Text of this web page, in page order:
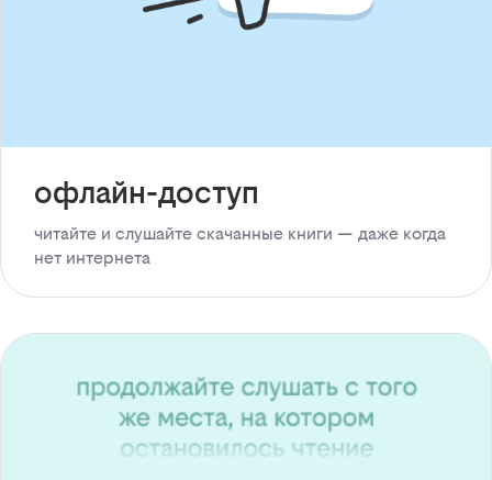
офлайн-доступ
читайте и слушайте скачанные книги — даже когда
нет интернета